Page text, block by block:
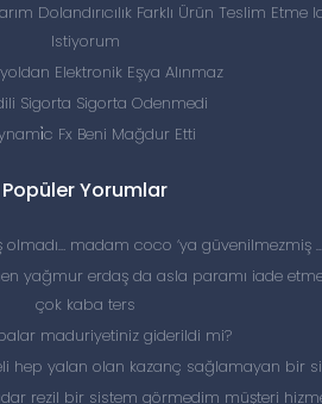
Dolandırıcılık Farklı Ürün Teslim Etme
Istiyorum
Elektronik Eşya Alınmaz
Sigorta Sigorta Odenmedi
Fx Beni Mağdur Etti
Popüler Yorumlar
madam coco ‘ya güvenilmezmiş
yağmur erdaş da asla paramı iade
çok kaba ters
maduriyetiniz giderildi mi?
hep yalan olan kazanç sağlamayan bir
rezil bir sistem görmedim müşteri